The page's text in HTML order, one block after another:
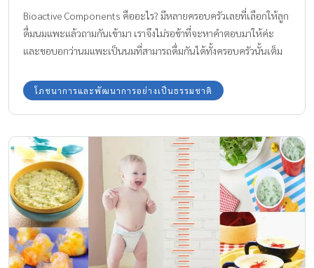
Bioactive Components คืออะไร? มีหลายครอบครัวเลยที่เลือกให้ลูก
ดื่มนมแพะแล้วถามกันเข้ามา เราจึงไม่รอช้าที่จะหาคำตอบมาให้ค่ะ
และขอบอกว่านมแพะเป็นนมที่สามารถดื่มกันได้ทั้งครอบครัวนั้นเต็ม
โภชนาการและพัฒนาการอย่างเป็นธรรมชาติ